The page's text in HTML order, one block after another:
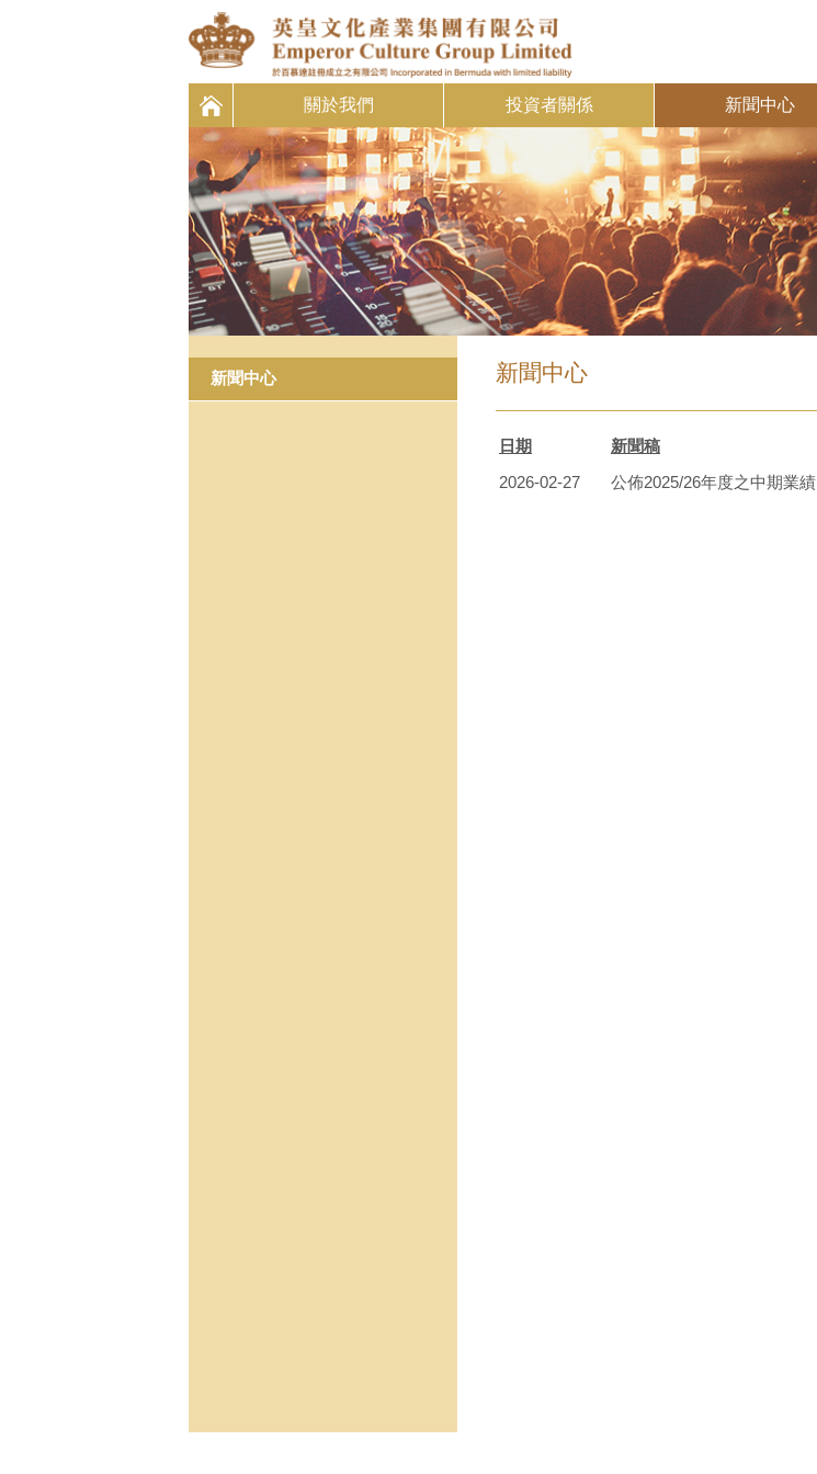
關於我們 投資者關係 新聞中心
新聞中心 新聞中心
日期
新聞稿
2026-02-27
公佈2025/26年度之中期業績